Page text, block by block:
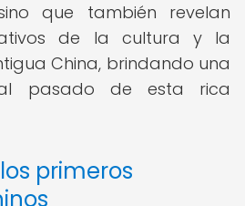
que también revelan
de la cultura y la
China, brindando una
pasado de esta rica
primeros